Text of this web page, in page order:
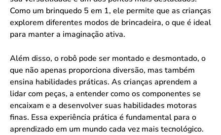
Como um brinquedo 5 em 1, ele permite que as crianças
explorem diferentes modos de brincadeira, o que é ideal
para manter a imaginação ativa.
Além disso, o robô pode ser montado e desmontado, o
que não apenas proporciona diversão, mas também
ensina habilidades práticas. As crianças aprendem a
lidar com peças, a entender como os componentes se
encaixam e a desenvolver suas habilidades motoras
finas. Essa experiência prática é fundamental para o
aprendizado em um mundo cada vez mais tecnológico.